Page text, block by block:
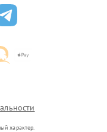
характер.